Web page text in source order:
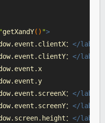
"getXandY() ">
： </
： </
： </
： </
： </